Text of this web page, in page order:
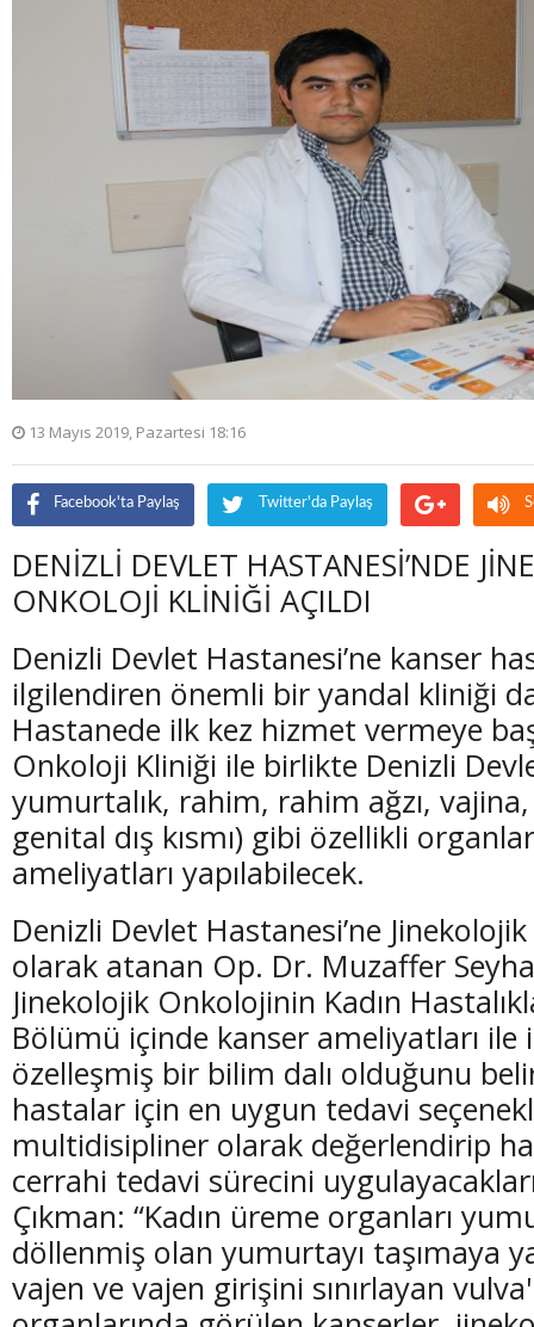
13 Mayıs 2019, Pazartesi 18:16
Facebook'ta Paylaş Twitter'da Paylaş
DENİZLİ DEVLET HASTANESİ’NDE
ONKOLOJİ KLİNİĞİ AÇILDI
Denizli Devlet Hastanesi’ne kanser
ilgilendiren önemli bir yandal kliniği
Hastanede ilk kez hizmet vermeye
Onkoloji Kliniği ile birlikte Denizli
yumurtalık, rahim, rahim ağzı,
genital dış kısmı) gibi özellikli
ameliyatları yapılabilecek.
Denizli Devlet Hastanesi’ne
olarak atanan Op. Dr. Muzaffer
Jinekolojik Onkolojinin Kadın
Bölümü içinde kanser ameliyatları ile
özelleşmiş bir bilim dalı olduğunu
hastalar için en uygun tedavi
multidisipliner olarak değerlendirip
cerrahi tedavi sürecini
Çıkman: “Kadın üreme organları
döllenmiş olan yumurtayı taşımaya
vajen ve vajen girişini sınırlayan
(20 Şubat - 20 Mart)
Balık Burcunun 06.08.2026 Günlük Yorumu
(21 Mart - 20
Koç